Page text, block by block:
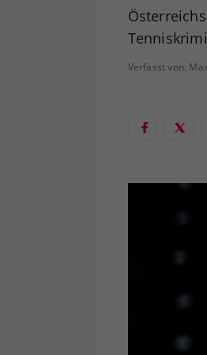
Verfasst von: